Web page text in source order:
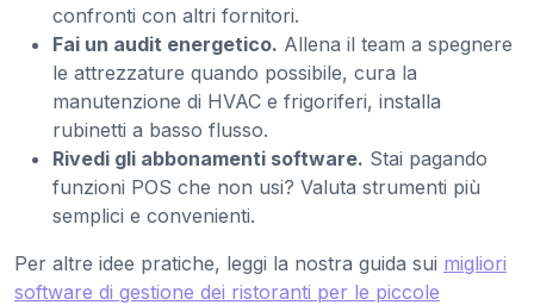
confronti con altri fornitori.
Fai un audit energetico. Allena il team a spegnere
le attrezzature quando possibile, cura la
manutenzione di HVAC e frigoriferi, installa
rubinetti a basso flusso.
Rivedi gli abbonamenti software. Stai pagando
funzioni POS che non usi? Valuta strumenti più
semplici e convenienti.
Per altre idee pratiche, leggi la nostra guida sui migliori
software di gestione dei ristoranti per le piccole